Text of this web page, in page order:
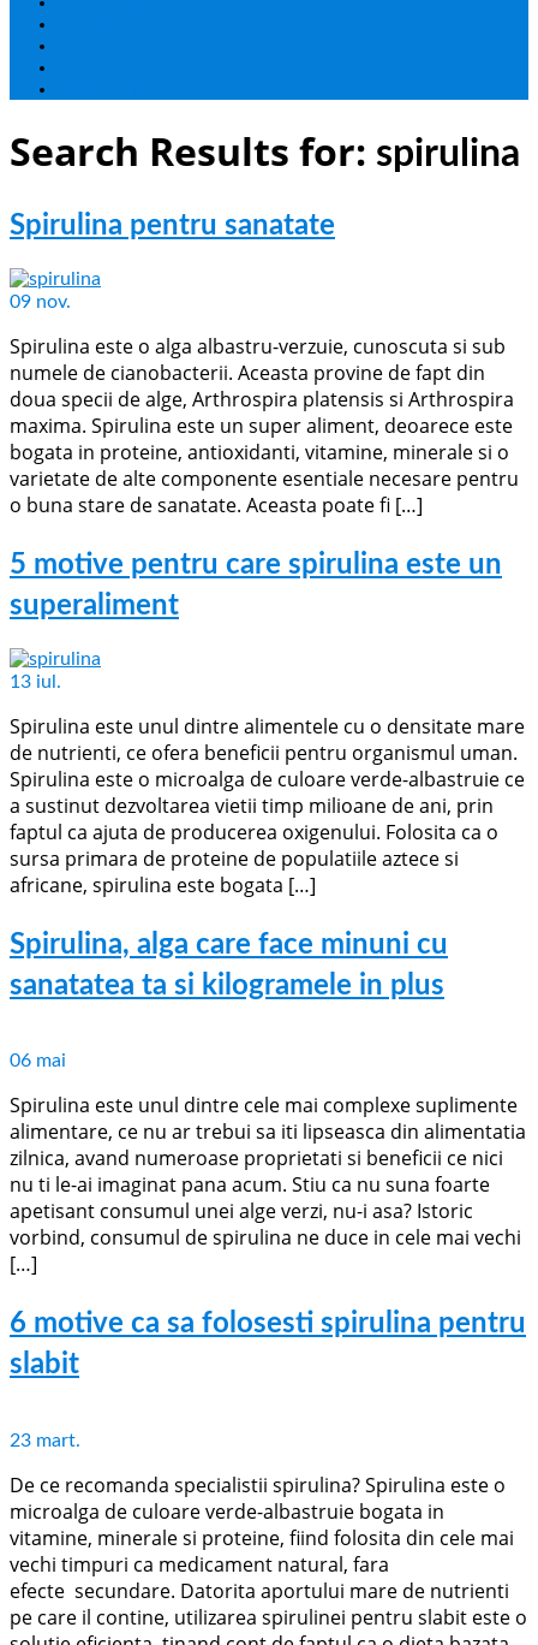
Search Results for: spirulina
Spirulina pentru sanatate
09 nov.
Spirulina este o alga albastru-verzuie, cunoscuta si sub
numele de cianobacterii. Aceasta provine de fapt din
doua specii de alge, Arthrospira platensis si Arthrospira
maxima. Spirulina este un super aliment, deoarece este
bogata in proteine, antioxidanti, vitamine, minerale si o
varietate de alte componente esentiale necesare pentru
o buna stare de sanatate. Aceasta poate fi […]
5 motive pentru care spirulina este un
superaliment
13 iul.
Spirulina este unul dintre alimentele cu o densitate mare
de nutrienti, ce ofera beneficii pentru organismul uman.
Spirulina este o microalga de culoare verde-albastruie ce
a sustinut dezvoltarea vietii timp milioane de ani, prin
faptul ca ajuta de producerea oxigenului. Folosita ca o
sursa primara de proteine de populatiile aztece si
africane, spirulina este bogata […]
Spirulina, alga care face minuni cu
sanatatea ta si kilogramele in plus
06 mai
Spirulina este unul dintre cele mai complexe suplimente
alimentare, ce nu ar trebui sa iti lipseasca din alimentatia
zilnica, avand numeroase proprietati si beneficii ce nici
nu ti le-ai imaginat pana acum. Stiu ca nu suna foarte
apetisant consumul unei alge verzi, nu-i asa? Istoric
vorbind, consumul de spirulina ne duce in cele mai vechi
[…]
6 motive ca sa folosesti spirulina pentru
slabit
23 mart.
De ce recomanda specialistii spirulina? Spirulina este o
microalga de culoare verde-albastruie bogata in
vitamine, minerale si proteine, fiind folosita din cele mai
vechi timpuri ca medicament natural, fara
efecte secundare. Datorita aportului mare de nutrienti
pe care il contine, utilizarea spirulinei pentru slabit este o